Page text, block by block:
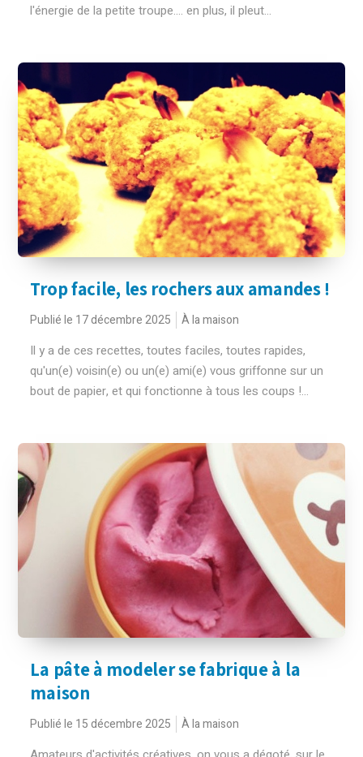
l'énergie de la petite troupe.... en plus, il pleut...
Trop facile, les rochers aux amandes !
Publié le 17 décembre 2025 À la maison
Il y a de ces recettes, toutes faciles, toutes rapides,
qu'un(e) voisin(e) ou un(e) ami(e) vous griffonne sur un
bout de papier, et qui fonctionne à tous les coups !...
La pâte à modeler se fabrique à la
maison
Publié le 15 décembre 2025 À la maison